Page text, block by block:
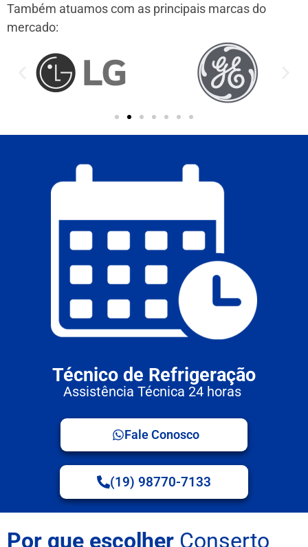
Também atuamos com as principais marcas do
mercado:
Técnico de Refrigeração
Assistência Técnica 24 horas
Fale Conosco
(19) 98770-7133
Por que escolher Conserto